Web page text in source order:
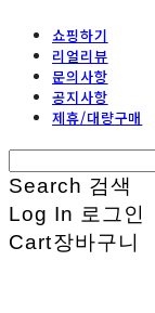
쇼핑하기
리얼리뷰
문의사항
공지사항
제휴/대량구매
Search 검색
Log In 로그인
Cart장바구니